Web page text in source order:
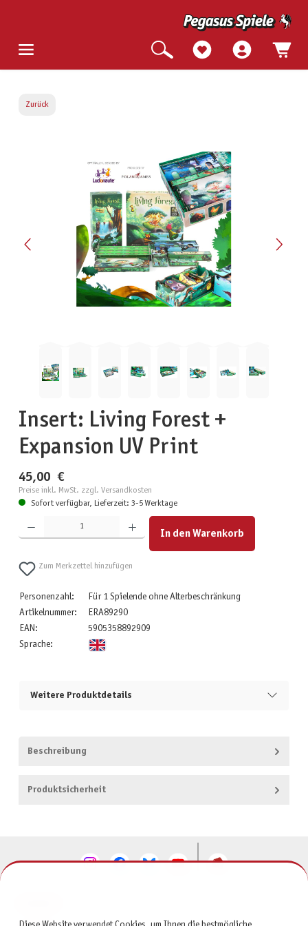
Zurück
Insert: Living Forest +
Expansion UV Print
45,00 €
Preise inkl. MwSt. zzgl. Versandkosten
Sofort verfügbar, Lieferzeit: 3-5 Werktage
Produkt Anzahl: Gib den gewünschten Wert ein oder benutze die Schaltflächen um die Anzahl zu
In den Warenkorb
Zum Merkzettel hinzufügen
Personenzahl:
Für 1 Spielende ohne Alterbeschränkung
Artikelnummer:
ERA89290
EAN:
5905358892909
Sprache:
Weitere Produktdetails
Beschreibung
Produktsicherheit